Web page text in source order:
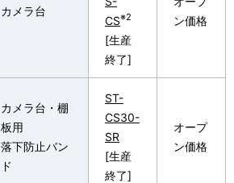
カメラ台
CS※2
[生産
終了]
ン価格
カメラ台・棚
板用
落下防止バン
ド
ST-
CS30-
SR
[生産
終了]
オープ
ン価格